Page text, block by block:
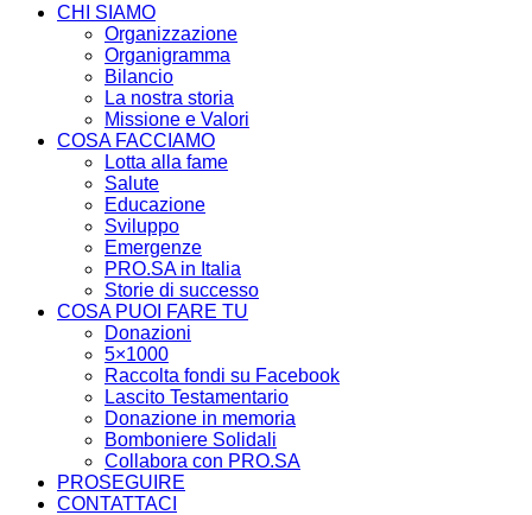
CHI SIAMO
Organizzazione
Organigramma
Bilancio
La nostra storia
Missione e Valori
COSA FACCIAMO
Lotta alla fame
Salute
Educazione
Sviluppo
Emergenze
PRO.SA in Italia
Storie di successo
COSA PUOI FARE TU
Donazioni
5×1000
Raccolta fondi su Facebook
Lascito Testamentario
Donazione in memoria
Bomboniere Solidali
Collabora con PRO.SA
PROSEGUIRE
CONTATTACI